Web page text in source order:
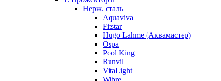
Нерж. сталь
Aquaviva
Fitstar
Hugo Lahme (Аквамастер)
Ospa
Pool King
Runvil
VitaLight